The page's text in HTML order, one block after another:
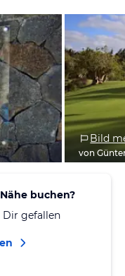
Bild
von
buchen?
Dir gefallen